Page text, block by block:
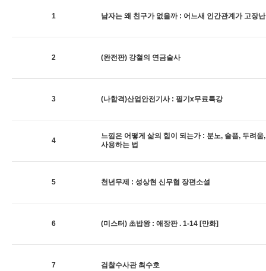
1 남자는 왜 친구가 없을까 : 어느새 인간관계가 고장
2 (완전판) 강철의 연금술사
3 (나합격)산업안전기사 : 필기x무료특강
4
느낌은 어떻게 삶의 힘이 되는가 : 분노, 슬픔, 두려
사용하는 법
5 천년무제 : 성상현 신무협 장편소설
6 (미스터) 초밥왕 : 애장판 . 1-14 [만화]
7 검찰수사관 최수호